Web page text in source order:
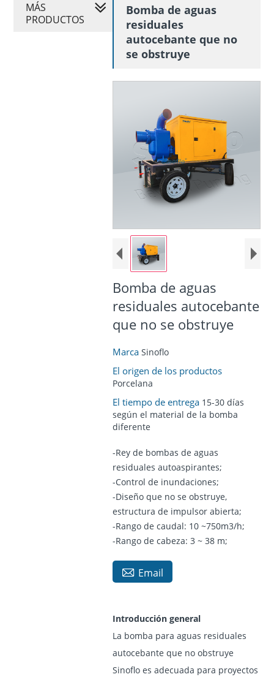
Bomba de aguas
residuales
autocebante que no
se obstruye
Bomba de aguas
residuales autocebante
que no se obstruye
Marca Sinoflo
El origen de los productos
Porcelana
El tiempo de entrega 15-30 días
según el material de la bomba
diferente
-Rey de bombas de aguas
residuales autoaspirantes;
-Control de inundaciones;
-Diseño que no se obstruye,
estructura de impulsor abierta;
-Rango de caudal: 10 ~750m3/h;
-Rango de cabeza: 3 ~ 38 m;
 Email
Introducción general
La bomba para aguas residuales
autocebante que no obstruye
Sinoflo es adecuada para proyectos
MÁS
PRODUCTOS